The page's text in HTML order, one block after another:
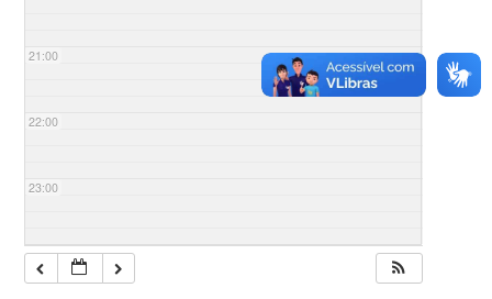
21:00
22:00
23:00